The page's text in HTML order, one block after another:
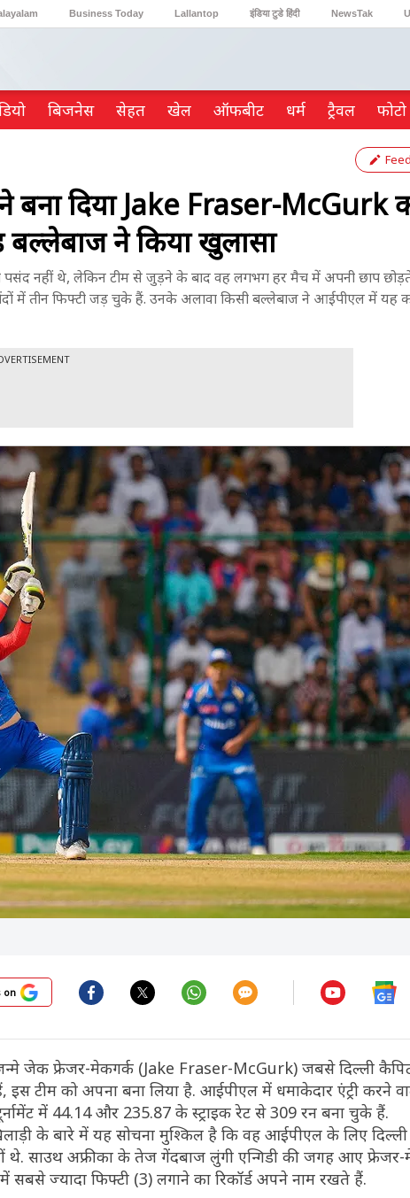
Business Today Lallantop इंडिया टुडे हिंदी NewsTak
ब‍िजनेस सेहत खेल ऑफबीट धर्म ट्रैवल फोटो
दिया Jake Fraser-McGurk
ने किया खुलासा
नहीं थे, लेकिन टीम से जुड़ने के बाद वह लगभग हर मैच में अपनी छाप
तीन फिफ्टी जड़ चुके हैं. उनके अलावा किसी बल्लेबाज ने आईपीएल में यह
on
जन्मे जेक फ्रेजर-मेकगर्क (Jake Fraser-McGurk) जबसे दिल्ली
टीम को अपना बना लिया है. आईपीएल में धमाकेदार एंट्री करने
में 44.14 और 235.87 के स्ट्राइक रेट से 309 रन बना चुके हैं.
के बारे में यह सोचना मुश्किल है कि वह आईपीएल के लिए दिल्ली
थे. साउथ अफ्रीका के तेज गेंदबाज लुंगी एन्गिडी की जगह आए फ्रेजर-
ज्यादा फिफ्टी (3) लगाने का रिकॉर्ड अपने नाम रखते हैं.